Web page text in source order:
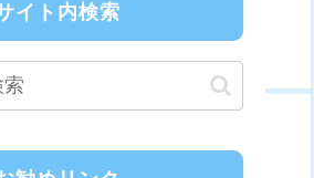
イト内検索